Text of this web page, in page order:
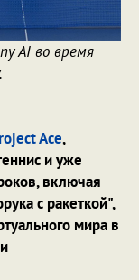
AI во время
Ace,
и уже
включая
с ракеткой",
мира в